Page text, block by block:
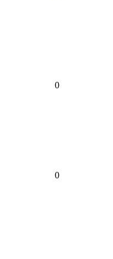
0
0